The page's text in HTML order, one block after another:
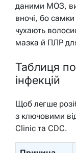
даними МОЗ,
вночі, бо
чухають
мазка й ПЛР
Таблиця
інфекцій
Щоб легше
з ключовими
Clinic та CDC.